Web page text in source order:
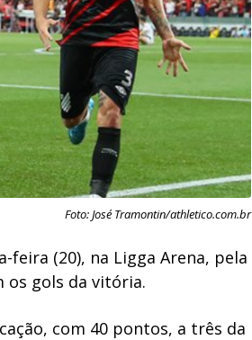
Foto: José Tramontin/athletico.com.br
(20), na Ligga Arena, pela
os gols da vitória.
com 40 pontos, a três da